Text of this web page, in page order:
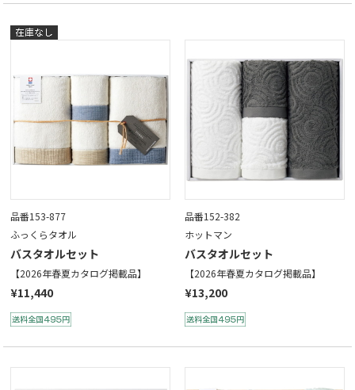
品番153-877
ふっくらタオル
バスタオルセット
【2026年春夏カタログ掲載品】
¥11,440
品番152-382
ホットマン
バスタオルセット
【2026年春夏カタログ掲載品】
¥13,200